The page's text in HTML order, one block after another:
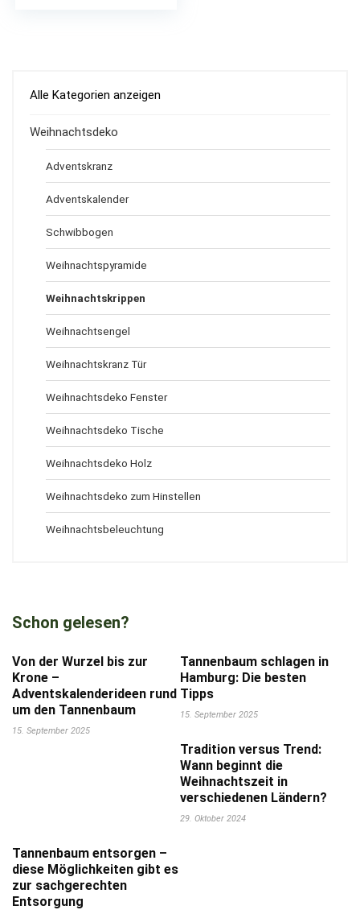
Alle Kategorien anzeigen
Weihnachtsdeko
Adventskranz
Adventskalender
Schwibbogen
Weihnachtspyramide
Weihnachtskrippen
Weihnachtsengel
Weihnachtskranz Tür
Weihnachtsdeko Fenster
Weihnachtsdeko Tische
Weihnachtsdeko Holz
Weihnachtsdeko zum Hinstellen
Weihnachtsbeleuchtung
Schon gelesen?
Von der Wurzel bis zur
Krone –
Adventskalenderideen rund
um den Tannenbaum
15. September 2025
Tannenbaum schlagen in
Hamburg: Die besten
Tipps
15. September 2025
Tradition versus Trend:
Wann beginnt die
Weihnachtszeit in
verschiedenen Ländern?
29. Oktober 2024
Tannenbaum entsorgen –
diese Möglichkeiten gibt es
zur sachgerechten
Entsorgung